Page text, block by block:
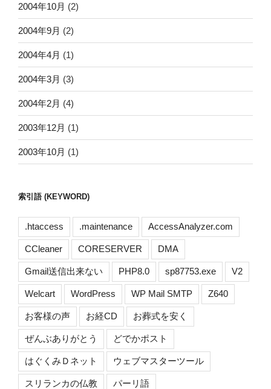
2004年10月 (2)
2004年9月 (2)
2004年4月 (1)
2004年3月 (3)
2004年2月 (4)
2003年12月 (1)
2003年10月 (1)
索引語 (KEYWORD)
.htaccess .maintenance AccessAnalyzer.com
CCleaner CORESERVER DMA
Gmail送信出来ない PHP8.0 sp87753.exe V2
Welcart WordPress WP Mail SMTP Z640
お客様の声 お経CD お葬式を安く
ぜんぶありがとう どでかポスト
はぐくみＤネット ウェブマスターツール
スリランカの仏教 パーリ語